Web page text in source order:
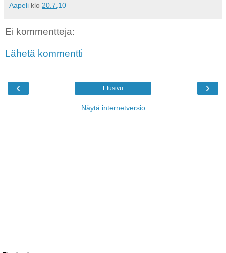
Aapeli klo 20.7.10
Ei kommentteja:
Lähetä kommentti
‹ ›
Etusivu
Näytä internetversio